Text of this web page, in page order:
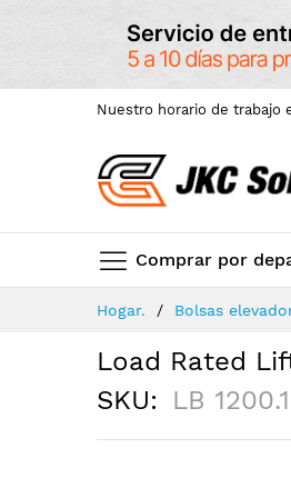
Nuestro horario de trabajo
Comprar por
Hogar. Bolsas
Load Rated
SKU
LB 1200.1